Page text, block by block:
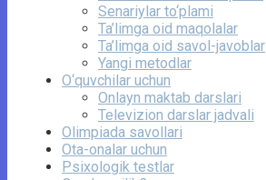
Senariylar to‘plami
Ta’limga oid maqolalar
Ta’limga oid savol-javoblar
Yangi metodlar
O‘quvchilar uchun
Onlayn maktab darslari
Televizion darslar jadvali
Olimpiada savollari
Ota-onalar uchun
Psixologik testlar